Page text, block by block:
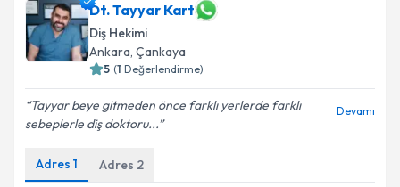
Dt. Tayyar Kart
Diş Hekimi
Ankara, Çankaya
5 (1 Değerlendirme)
Tayyar beye gitmeden önce farklı yerlerde farklı
sebeplerle diş doktoru...
Devamı
Adres 1 Adres 2